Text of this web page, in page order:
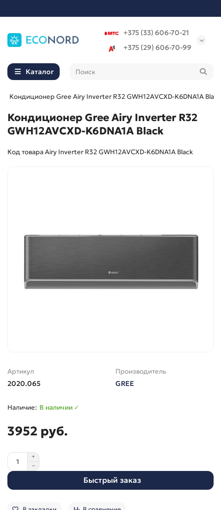
+375 (33) 606-70-21
+375 (29) 606-70-99
Каталог
Кондиционер Gree Airy Inverter R32 GWH12AVCXD-K6DNA1A Black
Кондиционер Gree Airy Inverter R32
GWH12AVCXD-K6DNA1A Black
Код товара Airy Inverter R32 GWH12AVCXD-K6DNA1A Black
Артикул
2020.065
Производитель
GREE
В наличии ✓
3952 руб.
Быстрый заказ